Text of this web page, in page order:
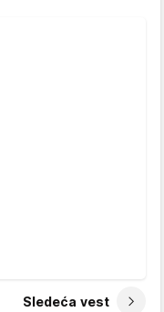
Sledeća vest